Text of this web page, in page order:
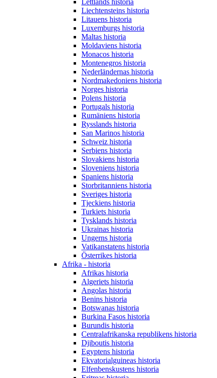
Liechtensteins historia
Litauens historia
Luxemburgs historia
Maltas historia
Moldaviens historia
Monacos historia
Montenegros historia
Nederländernas historia
Nordmakedoniens historia
Norges historia
Polens historia
Portugals historia
Rumäniens historia
Rysslands historia
San Marinos historia
Schweiz historia
Serbiens historia
Slovakiens historia
Sloveniens historia
Spaniens historia
Storbritanniens historia
Sveriges historia
Tjeckiens historia
Turkiets historia
Tysklands historia
Ukrainas historia
Ungerns historia
Vatikanstatens historia
Österrikes historia
Afrika - historia
Afrikas historia
Algeriets historia
Angolas historia
Benins historia
Botswanas historia
Burkina Fasos historia
Burundis historia
Centralafrikanska republikens historia
Djiboutis historia
Egyptens historia
Ekvatorialguineas historia
Elfenbenskustens historia